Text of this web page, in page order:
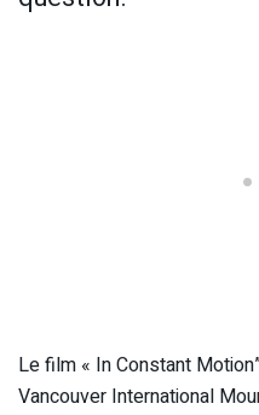
Le film « In Constant
Vancouver International